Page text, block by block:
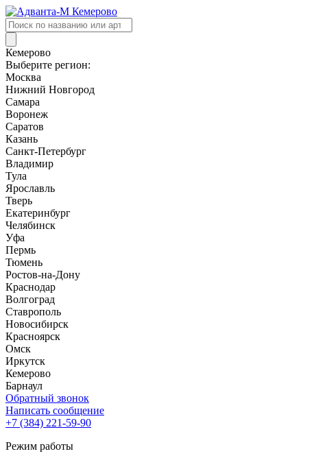
Поиск
товаров
Кемерово
Выберите регион:
Москва
Нижний Новгород
Самара
Воронеж
Саратов
Казань
Санкт-Петербург
Владимир
Тула
Ярославль
Тверь
Екатеринбург
Челябинск
Уфа
Пермь
Тюмень
Ростов-на-Дону
Краснодар
Волгоград
Ставрополь
Новосибирск
Красноярск
Омск
Иркутск
Кемерово
Барнаул
Обратный звонок
Написать сообщение
+7 (384) 221-59-90
Режим работы